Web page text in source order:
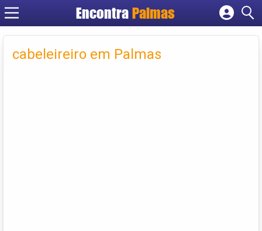
Encontra Palmas
Cadastrar empresa
Criar conta
cabeleireiro em Palmas